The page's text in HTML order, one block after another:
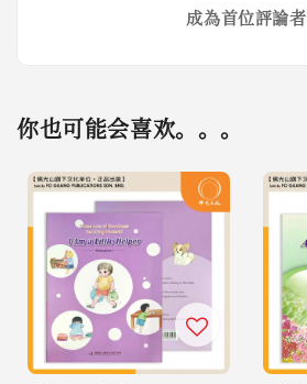
成為首位評論者
你也可能会喜欢。。。